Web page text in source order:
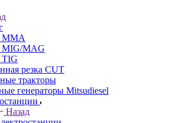
MMA
MIG/MAG
TIG
резка CUT
тракторы
генераторы Mitsudiesel
Назад